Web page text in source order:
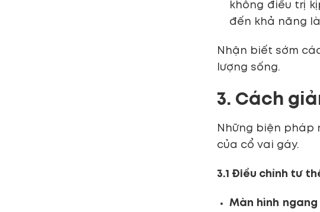
không điều trị
đến khả năng
Nhận biết sớm
lượng sống.
3. Cách
Những biện pháp
của cổ vai gáy.
3.1 Điều chỉnh tư
Màn hình